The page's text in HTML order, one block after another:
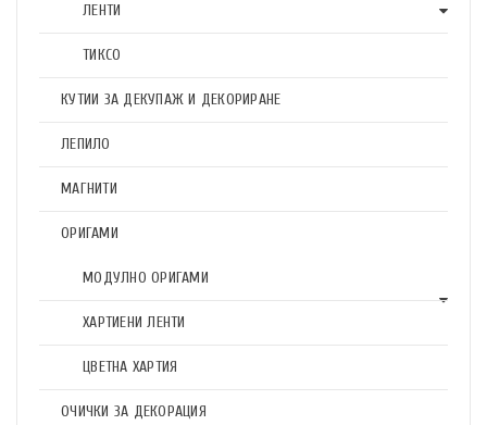
ЛЕНТИ
ТИКСО
КУТИИ ЗА ДЕКУПАЖ И ДЕКОРИРАНЕ
ЛЕПИЛО
МАГНИТИ
ОРИГАМИ
МОДУЛНО ОРИГАМИ
ХАРТИЕНИ ЛЕНТИ
ЦВЕТНА ХАРТИЯ
ОЧИЧКИ ЗА ДЕКОРАЦИЯ